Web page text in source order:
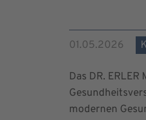
01.05.2026
Das DR.
modernen